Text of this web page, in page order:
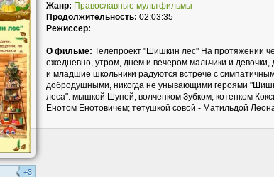
+3
Жанр: Православные мультфильмы
Продолжительность: 02:03:35
Режиссер:
О фильме: Телепроект "Шишкин лес" На протяжении
ежедневно, утром, днем и вечером мальчики и девочки,
и младшие школьники радуются встрече с
добродушными, никогда не унывающими героями
леса": мышкой Шуней; волченком Зубком; котенком
Енотом Енотовичем; тетушкой совой - Матильдой